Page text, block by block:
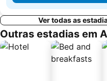
Ver todas as
Outras estadias em